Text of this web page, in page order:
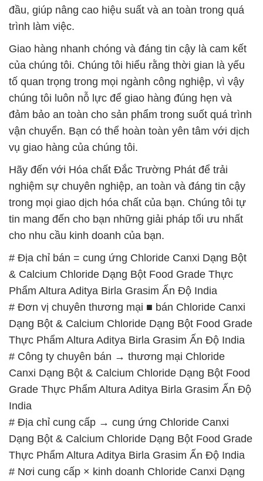
đầu, giúp nâng cao hiệu suất và an toàn trong quá
trình làm việc.
Giao hàng nhanh chóng và đáng tin cậy là cam kết
của chúng tôi. Chúng tôi hiểu rằng thời gian là yếu
tố quan trọng trong mọi ngành công nghiệp, vì vậy
chúng tôi luôn nỗ lực để giao hàng đúng hẹn và
đảm bảo an toàn cho sản phẩm trong suốt quá trình
vận chuyển. Bạn có thể hoàn toàn yên tâm với dịch
vụ giao hàng của chúng tôi.
Hãy đến với Hóa chất Đắc Trường Phát để trải
nghiệm sự chuyên nghiệp, an toàn và đáng tin cậy
trong mọi giao dịch hóa chất của bạn. Chúng tôi tự
tin mang đến cho bạn những giải pháp tối ưu nhất
cho nhu cầu kinh doanh của bạn.
# Địa chỉ bán = cung ứng Chloride Canxi Dạng Bột
& Calcium Chloride Dạng Bột Food Grade Thực
Phẩm Altura Aditya Birla Grasim Ấn Độ India
# Đơn vị chuyên thương mại ■ bán Chloride Canxi
Dạng Bột & Calcium Chloride Dạng Bột Food Grade
Thực Phẩm Altura Aditya Birla Grasim Ấn Độ India
# Công ty chuyên bán → thương mại Chloride
Canxi Dạng Bột & Calcium Chloride Dạng Bột Food
Grade Thực Phẩm Altura Aditya Birla Grasim Ấn Độ
India
# Địa chỉ cung cấp → cung ứng Chloride Canxi
Dạng Bột & Calcium Chloride Dạng Bột Food Grade
Thực Phẩm Altura Aditya Birla Grasim Ấn Độ India
# Nơi cung cấp × kinh doanh Chloride Canxi Dạng